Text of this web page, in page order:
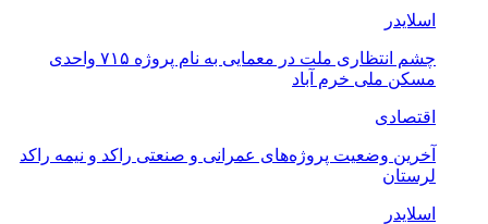
اسلایدر
چشم انتظاری ملت در معمایی به نام پروژه ۷۱۵ واحدی
مسکن ملی خرم آباد
اقتصادی
آخرین وضعیت پروژه‌های عمرانی و صنعتی راکد و نیمه راکد
لرستان
اسلایدر